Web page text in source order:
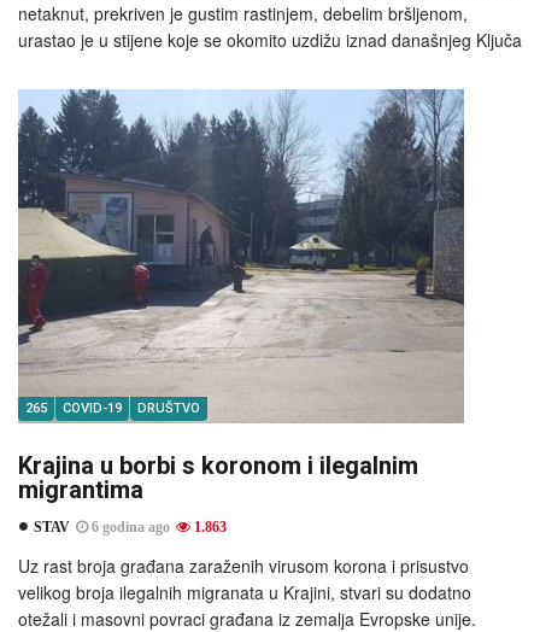
netaknut, prekriven je gustim rastinjem, debelim bršljenom,
urastao je u stijene koje se okomito uzdižu iznad današnjeg Ključa
265 COVID-19 DRUŠTVO
Krajina u borbi s koronom i ilegalnim
migrantima
STAV 6 godina ago 1.863
Uz rast broja građana zaraženih virusom korona i prisustvo
velikog broja ilegalnih migranata u Krajini, stvari su dodatno
otežali i masovni povraci građana iz zemalja Evropske unije.